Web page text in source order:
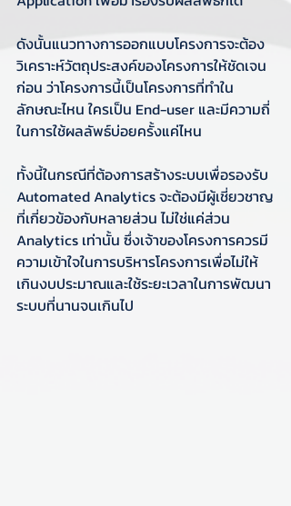
ดังนั้นแนวทางการออกแบบโครงการจะต้อง
วิเคราะห์วัตถุประสงค์ของโครงการให้ชัดเจน
ก่อน ว่าโครงการนี้เป็นโครงการที่ทำใน
ลักษณะไหน ใครเป็น End-user และมีความถี่
ในการใช้ผลลัพธ์บ่อยครั้งแค่ไหน
ทั้งนี้ในกรณีที่ต้องการสร้างระบบเพื่อรองรับ
Automated Analytics จะต้องมีผู้เชี่ยวชาญ
ที่เกี่ยวข้องกับหลายส่วน ไม่ใช่แค่ส่วน
Analytics เท่านั้น ซึ่งเจ้าของโครงการควรมี
ความเข้าใจในการบริหารโครงการเพื่อไม่ให้
เกินงบประมาณและใช้ระยะเวลาในการพัฒนา
ระบบที่นานจนเกินไป